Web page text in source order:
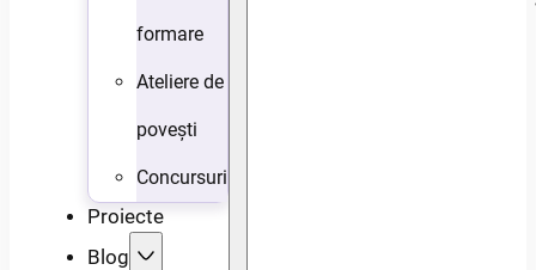
formare
Ateliere de
povești
Concursuri
Proiecte
Blog